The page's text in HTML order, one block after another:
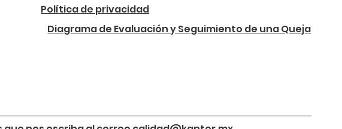
Política de privacidad
Diagrama de Evaluación y Seguimiento de una Queja